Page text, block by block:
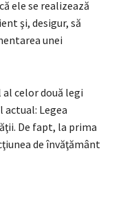
ele se realizează
şi, desigur, să
unei
celor două legi
Legea
De fapt, la prima
de învăţământ